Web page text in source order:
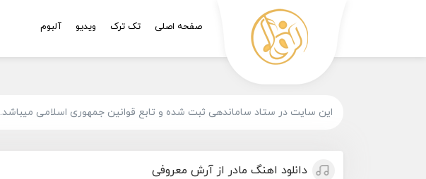
صفحه اصلی تک ترک ویدیو آلبوم
این سایت در ستاد ساماندهی ثبت شده و تابع قوانین جمهوری اسلامی میباشد.
دانلود اهنگ مادر از آرش معروفی